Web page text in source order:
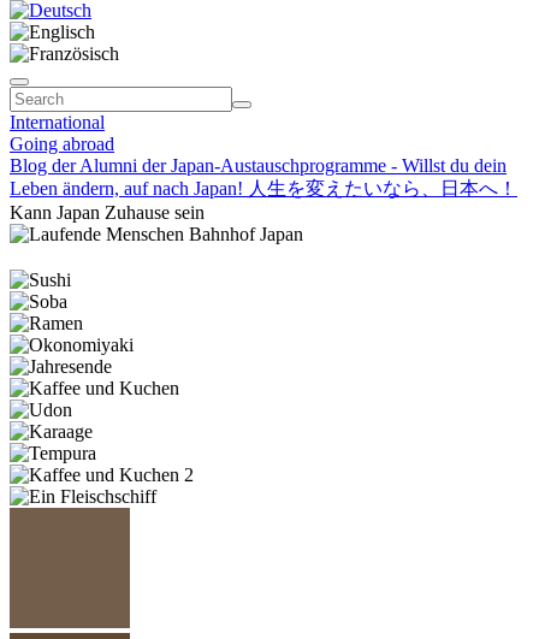
International
Going abroad
Blog der Alumni der Japan-Austauschprogramme - Willst du dein
Leben ändern, auf nach Japan! 人生を変えたいなら、日本へ！
Kann Japan Zuhause sein